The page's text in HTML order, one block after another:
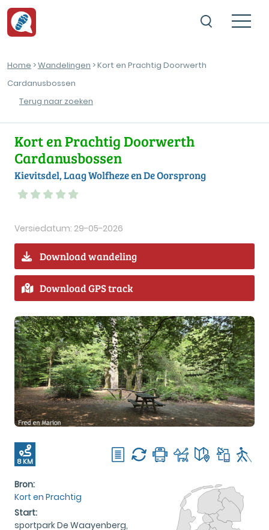
Home >Wandelingen > Kort en Prachtig Doorwerth
Cardanusbossen
Terug naar zoeken
Kort en Prachtig Doorwerth
Cardanusbossen
Kievitsdel, Laag Wolfheze en De Oorsprong
Versiedatum: 29-05-2026
Download wandeling
Download GPS track
8 KM
Bron:
Kort en Prachtig
Start:
sportpark De Waayenberg,